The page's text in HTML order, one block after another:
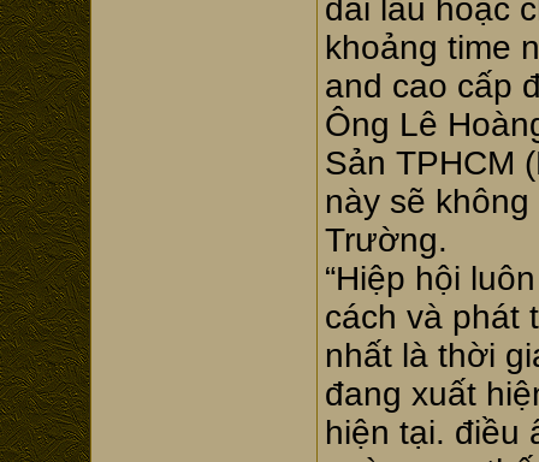
dài lâu hoặc
khoảng time
and cao cấp
Ông Lê
Sản TPHCM
này sẽ
Trường.
“Hiệp hội
cách và phát
nhất là thời
đang xuất
hiện tại. điều